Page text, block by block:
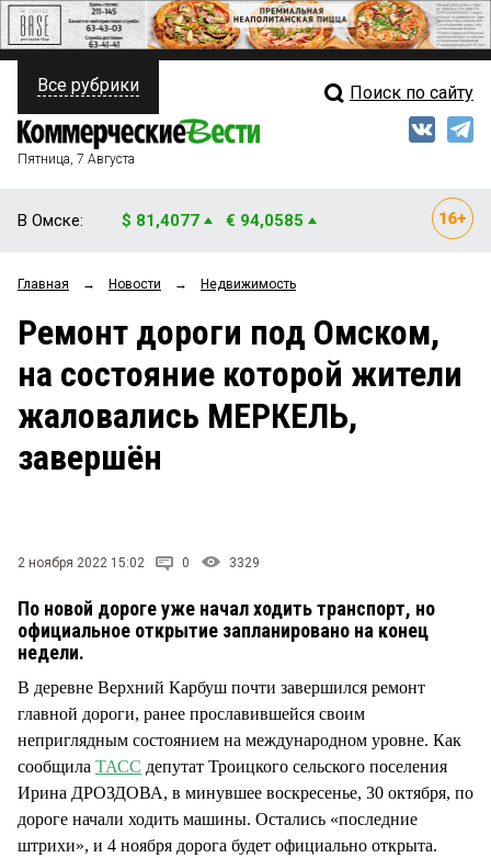
ПОЛИТИКА
ФИНАНСЫ
ОБЩЕСТВО
ЗАКОН
ПРОИСШЕСТВИЯ
Свежий выпуск
Мнения
Рейтинги
Блоги
Архив
Все рубрики Поиск по сайту
Пятница, 7 Августа
В Омске: $ 81,4077 € 94,0585
Главная → Новости → Недвижимость
Ремонт дороги под Омском,
на состояние которой жители
жаловались МЕРКЕЛЬ,
завершён
2 ноября 2022 15:02 0 3329
По новой дороге уже начал ходить транспорт, но
официальное открытие запланировано на конец
недели.
В деревне Верхний Карбуш почти завершился ремонт
главной дороги, ранее прославившейся своим
неприглядным состоянием на международном уровне. Как
сообщила ТАСС депутат Троицкого сельского поселения
Ирина ДРОЗДОВА, в минувшее воскресенье, 30 октября, по
дороге начали ходить машины. Остались «последние
штрихи», и 4 ноября дорога будет официально открыта.